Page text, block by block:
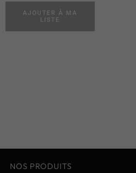
AJOUTER À MA
LISTE
NOS PRODUITS